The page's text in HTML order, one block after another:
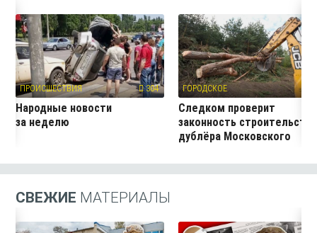
ПРОИСШЕСТВИЯ 304
Народные новости
за неделю
ГОРОДСКОЕ
Следком проверит
законность строительства
дублёра Московского
СВЕЖИЕ МАТЕРИАЛЫ